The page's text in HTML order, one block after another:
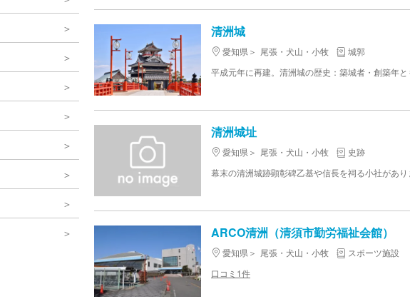
清洲城
愛知県 尾張・犬山・小牧
城郭
清洲城址
愛知県 尾張・犬山・小牧
史跡
ARCO清洲（清須市勤労福祉会館）
愛知県 尾張・犬山・小牧
スポーツ施設
口コミ1件